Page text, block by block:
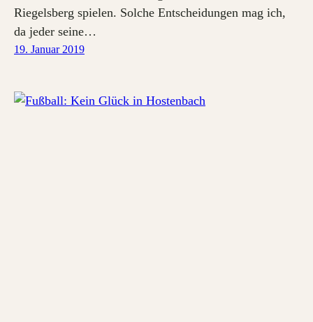
Riegelsberg spielen. Solche Entscheidungen mag ich,
da jeder seine…
19. Januar 2019